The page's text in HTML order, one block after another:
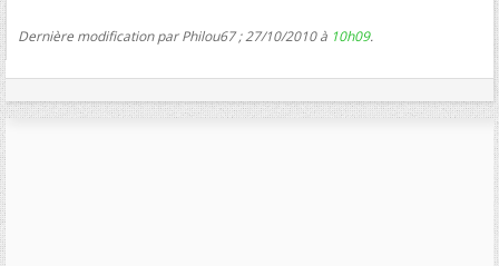
Dernière modification par Philou67 ; 27/10/2010 à 10h09.